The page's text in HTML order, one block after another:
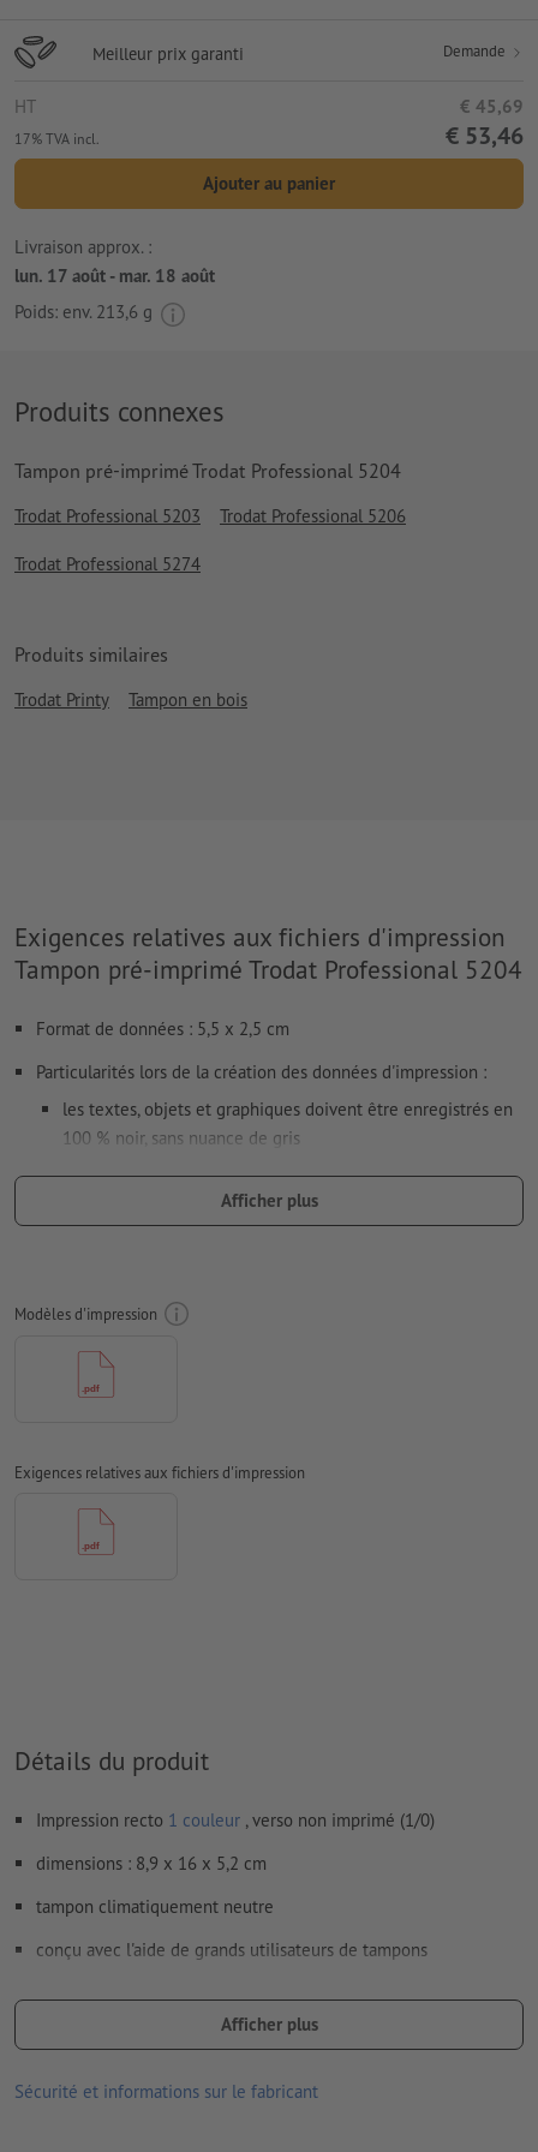
Meilleur prix garanti Demande
HT € 45,69
17% TVA incl. € 53,46
Ajouter au panier
Livraison approx. :
lun. 17 août - mar. 18 août
Poids: env. 213,6 g
Produits connexes
Tampon pré-imprimé Trodat Professional 5204
Trodat Professional 5203 Trodat Professional 5206
Trodat Professional 5274
Produits similaires
Trodat Printy Tampon en bois
Exigences relatives aux fichiers d'impression
Tampon pré-imprimé Trodat Professional 5204
Format de données : 5,5 x 2,5 cm
Particularités lors de la création des données d'impression :
les textes, objets et graphiques doivent être enregistrés en
100 % noir, sans nuance de gris
N’utilisez pas d’effets comme des ombres, dégradés, trames,
notre conseil :pour une impression optimale, utilisez des
polices sérif, telles que Arial, Verdana ou Helvetica
distance entre motif et bord : 1 mm au minimum
Résolution:600 dpi
Comment créer correctement des fichiers d'impression?
Afficher plus
Modèles d'impression
Exigences relatives aux fichiers d'impression
Détails du produit
Impression recto 1 couleur , verso non imprimé (1/0)
dimensions : 8,9 x 16 x 5,2 cm
tampon climatiquement neutre
conçu avec l'aide de grands utilisateurs de tampons
moderne et une technologie hautement robuste.
rectangulaire à ronde
Afficher plus
Sécurité et informations sur le fabricant